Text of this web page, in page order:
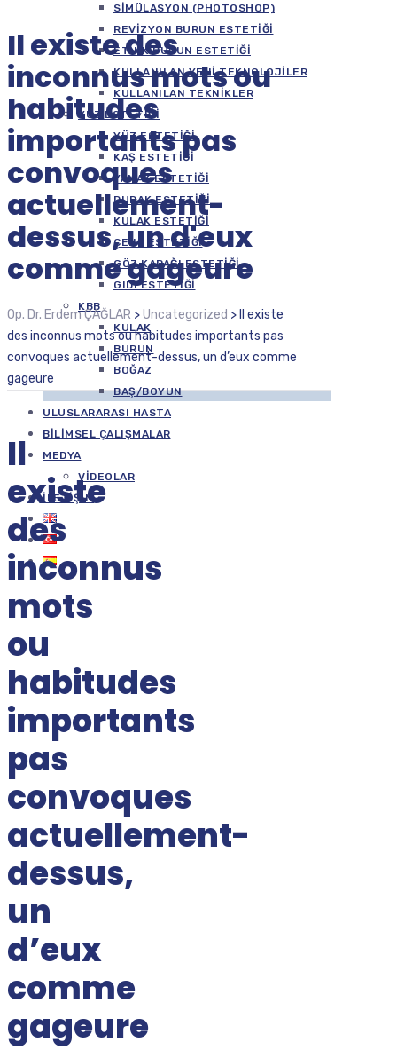
SIMÜLASYON (PHOTOSHOP)
REVIZYON BURUN ESTETIĞI
ETNIK BURUN ESTETIĞI
KULLANILAN YENI TEKNOLOJILER
KULLANILAN TEKNIKLER
YÜZ ESTETIĞI
YÜZ ESTETIĞI
KAŞ ESTETIĞI
YANAK ESTETIĞI
DUDAK ESTETIĞI
KULAK ESTETIĞI
ÇENE ESTETIĞI
GÖZ KAPAĞI ESTETIĞI
GIDI ESTETIĞI
KBB
KULAK
BURUN
BOĞAZ
BAŞ/BOYUN
ULUSLARARASI HASTA
BILIMSEL ÇALIŞMALAR
MEDYA
VIDEOLAR
İLETIŞIM
Il existe des
inconnus mots ou
habitudes
importants pas
convoques
actuellement-
dessus, un d'eux
comme gageure
Op. Dr. Erdem ÇAĞLAR >Uncategorized >
Il existe
des inconnus mots ou habitudes importants pas
convoques actuellement-dessus, un d’eux comme
gageure
Il
existe
des
inconnus
mots
ou
habitudes
importants
pas
convoques
actuellement-
dessus,
un
d’eux
comme
gageure